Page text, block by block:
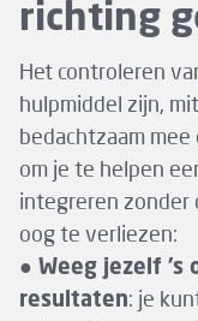
richting
Het controleren
hulpmiddel zijn,
bedachtzaam
om je te helpen
integreren zonder
oog te verliezen:
● Weeg jezelf
resultaten: je